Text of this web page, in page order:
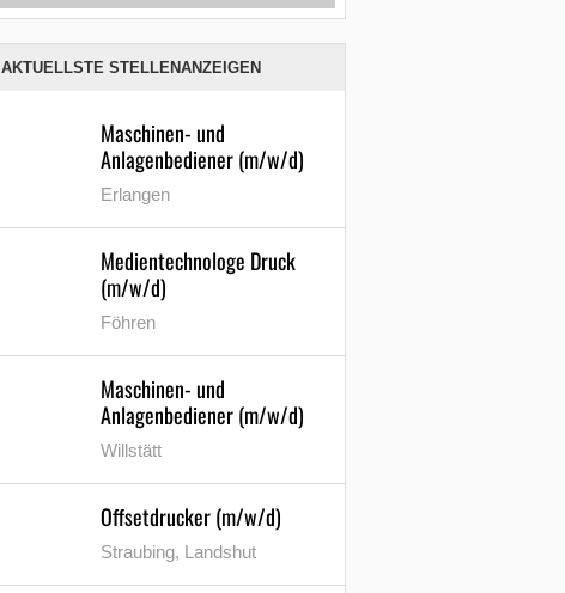
AKTUELLSTE STELLENANZEIGEN
Maschinen- und
Anlagenbediener (m/w/d)
Erlangen
Medientechnologe Druck
(m/w/d)
Föhren
Maschinen- und
Anlagenbediener (m/w/d)
Willstätt
Offsetdrucker (m/w/d)
Straubing, Landshut